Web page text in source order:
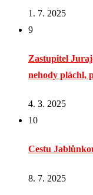
1. 7. 2025
9
Zastupitel
nehody pláchl,
4. 3. 2025
10
Cestu
8. 7. 2025